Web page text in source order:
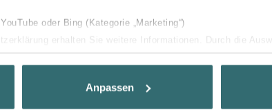
oder Bing (Kategorie „Marketing“)
erhalten Sie weitere Informationen. Durch die
bestmögliche Nutzererfahrung zu ermöglichen und Ihnen
zu stellen. Alle Einwilligungen können Sie
Anpassen